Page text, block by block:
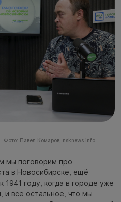
Фото: Павел Комаров, nsknews.info
мы поговорим про
в Новосибирске, ещё
1941 году, когда в городе уже
и всё остальное, что мы